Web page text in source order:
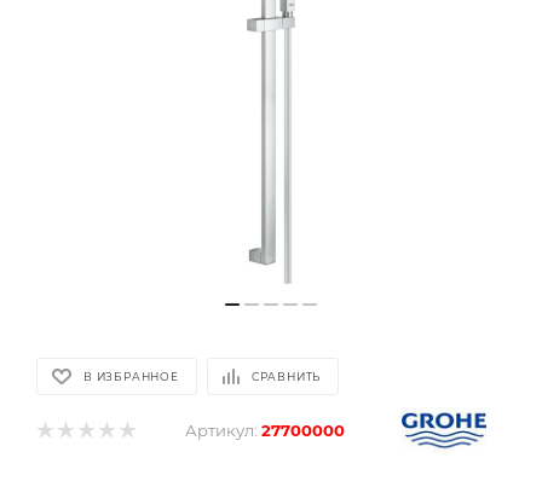
В ИЗБРАННОЕ СРАВНИТЬ
Артикул: 27700000